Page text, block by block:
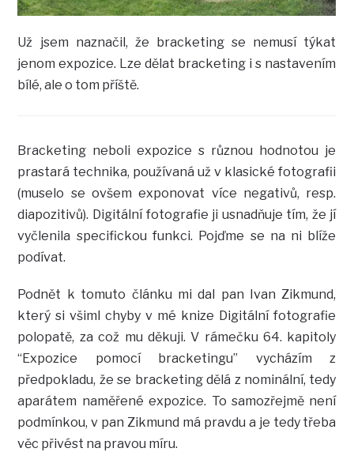
Už jsem naznačil, že bracketing se nemusí týkat
jenom expozice. Lze dělat bracketing i s nastavením
bílé, ale o tom příště.
Bracketing neboli expozice s různou hodnotou je
prastará technika, používaná už v klasické fotografii
(muselo se ovšem exponovat více negativů, resp.
diapozitivů). Digitální fotografie ji usnadňuje tím, že jí
vyčlenila specifickou funkci. Pojďme se na ni blíže
podívat.
Podnět k tomuto článku mi dal pan Ivan Zikmund,
který si všiml chyby v mé knize Digitální fotografie
polopatě, za což mu děkuji. V rámečku 64. kapitoly
“Expozice pomocí bracketingu” vycházím z
předpokladu, že se bracketing dělá z nominální, tedy
aparátem naměřené expozice. To samozřejmě není
podmínkou, v pan Zikmund má pravdu a je tedy třeba
věc přivést na pravou míru.